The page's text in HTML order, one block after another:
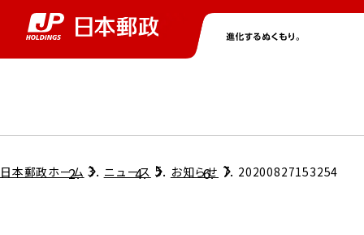
グループ情報トップ
株主・投資家情報トップ
ニューストップ
サステナビリティトップ
採用情報トップ
日本郵政ホーム ニュース お知らせ 20200827153254